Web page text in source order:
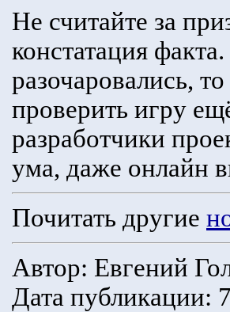
Не считайте за
констатация
разочаровались,
проверить игру
разработчики
ума, даже онлайн
Почитать другие
Автор: Евгений
Дата публикации: